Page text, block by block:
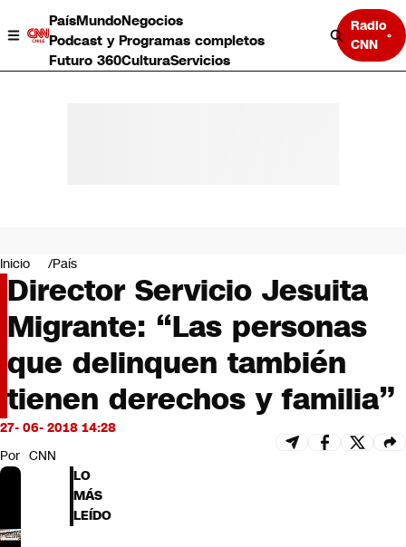
PaísMundoNegocios
Podcast y Programas completos
Futuro 360CulturaServicios
Radio
CNN
Negocios
Deportes
Programas completos
Cultura
Servicios
Bits
CNN Data
CNN tiempo
Futuro 360
Inicio País
Director Servicio Jesuita
Migrante: “Las personas
que delinquen también
tienen derechos y familia”
27- 06- 2018 14:28
Por CNN
LO
MÁS
LEÍDO